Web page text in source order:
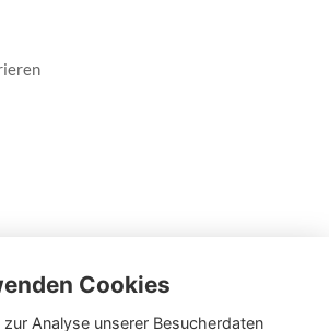
Cookies
Analyse unserer Besucherdaten